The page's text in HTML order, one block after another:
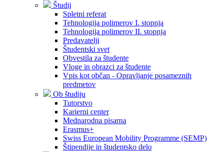
Študij
Spletni referat
Tehnologija polimerov I. stopnja
Tehnologija polimerov II. stopnja
Predavatelji
Študentski svet
Obvestila za študente
Vloge in obrazci za študente
Vpis kot občan - Opravljanje posameznih
predmetov
Ob študiju
Tutorstvo
Karierni center
Mednarodna pisarna
Erasmus+
Swiss European Mobility Programme (SEMP)
Štipendije in študentsko delo